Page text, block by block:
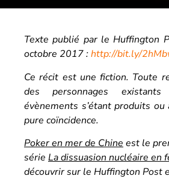
Texte publié par le Huffington
octobre 2017 :http://bit.ly/
Ce récit est une fiction. Toute
des personnages
évènements s’étant produits
pure coïncidence.
Poker en mer de Chine est le
série La dissuasion nucléaire en
découvrir sur le Huffington Post